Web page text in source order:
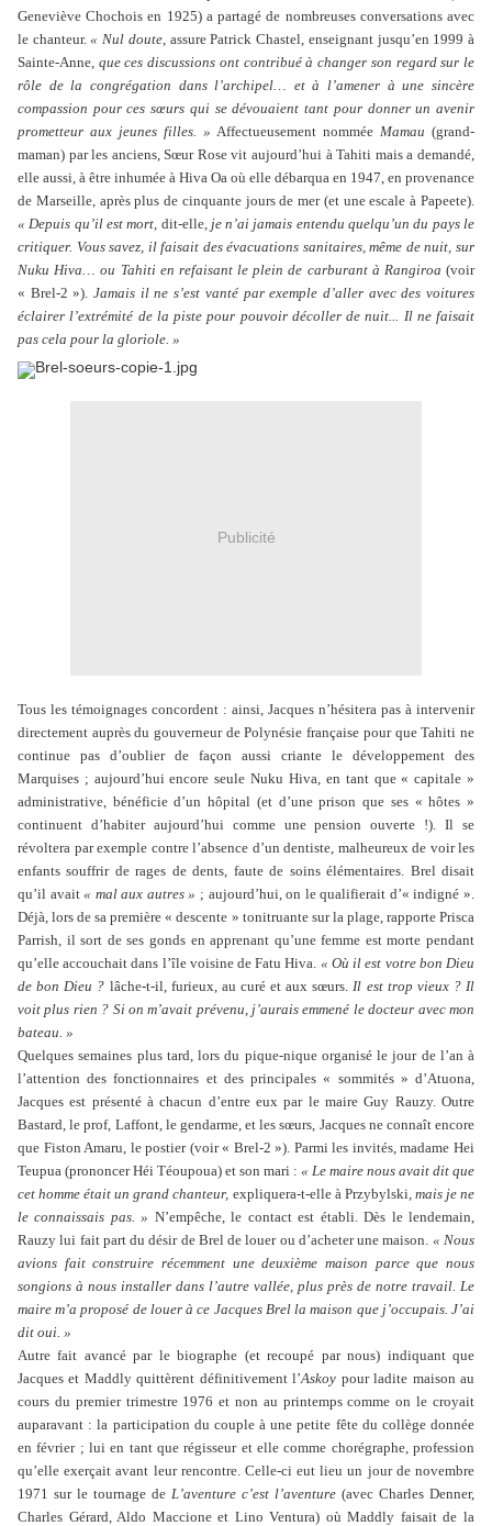
Geneviève Chochois en 1925) a partagé de nombreuses conversations avec
le chanteur.« Nul doute, assure Patrick Chastel, enseignant jusqu’en 1999 à
Sainte-Anne, que ces discussions ont contribué à changer son regard sur le
rôle de la congrégation dans l’archipel… et à l’amener à une sincère
compassion pour ces sœurs qui se dévouaient tant pour donner un avenir
prometteur aux jeunes filles. » Affectueusement nommée Mamau (grand-
maman) par les anciens, Sœur Rose vit aujourd’hui à Tahiti mais a demandé,
elle aussi, à être inhumée à Hiva Oa où elle débarqua en 1947, en provenance
de Marseille, après plus de cinquante jours de mer (et une escale à Papeete).
« Depuis qu’il est mort, dit-elle, je n’ai jamais entendu quelqu’un du pays le
critiquer. Vous savez, il faisait des évacuations sanitaires, même de nuit, sur
Nuku Hiva… ou Tahiti en refaisant le plein de carburant à Rangiroa (voir
« Brel-2 »).Jamais il ne s’est vanté par exemple d’aller avec des voitures
éclairer l’extrémité de la piste pour pouvoir décoller de nuit... Il ne faisait
pas cela pour la gloriole. »
Publicité
Tous les témoignages concordent : ainsi, Jacques n’hésitera pas à intervenir
directement auprès du gouverneur de Polynésie française pour que Tahiti ne
continue pas d’oublier de façon aussi criante le développement des
Marquises ; aujourd’hui encore seule Nuku Hiva, en tant que « capitale »
administrative, bénéficie d’un hôpital (et d’une prison que ses « hôtes »
continuent d’habiter aujourd’hui comme une pension ouverte !). Il se
révoltera par exemple contre l’absence d’un dentiste, malheureux de voir les
enfants souffrir de rages de dents, faute de soins élémentaires. Brel disait
qu’il avait« mal aux autres » ; aujourd’hui, on le qualifierait d’« indigné ».
Déjà, lors de sa première « descente » tonitruante sur la plage, rapporte Prisca
Parrish, il sort de ses gonds en apprenant qu’une femme est morte pendant
qu’elle accouchait dans l’île voisine de Fatu Hiva. « Où il est votre bon Dieu
de bon Dieu ? lâche-t-il, furieux, au curé et aux sœurs. Il est trop vieux ? Il
voit plus rien ? Si on m’avait prévenu, j’aurais emmené le docteur avec mon
bateau. »
Quelques semaines plus tard, lors du pique-nique organisé le jour de l’an à
l’attention des fonctionnaires et des principales « sommités » d’Atuona,
Jacques est présenté à chacun d’entre eux par le maire Guy Rauzy. Outre
Bastard, le prof, Laffont, le gendarme, et les sœurs, Jacques ne connaît encore
que Fiston Amaru, le postier (voir « Brel-2 »). Parmi les invités, madame Hei
Teupua (prononcer Héi Téoupoua) et son mari : « Le maire nous avait dit que
cet homme était un grand chanteur, expliquera-t-elle à Przybylski, mais je ne
le connaissais pas. » N’empêche, le contact est établi. Dès le lendemain,
Rauzy lui fait part du désir de Brel de louer ou d’acheter une maison. « Nous
avions fait construire récemment une deuxième maison parce que nous
songions à nous installer dans l’autre vallée, plus près de notre travail. Le
maire m’a proposé de louer à ce Jacques Brel la maison que j’occupais. J’ai
dit oui. »
Autre fait avancé par le biographe (et recoupé par nous) indiquant que
Jacques et Maddly quittèrent définitivement l’Askoy pour ladite maison au
cours du premier trimestre 1976 et non au printemps comme on le croyait
auparavant : la participation du couple à une petite fête du collège donnée
en février ; lui en tant que régisseur et elle comme chorégraphe, profession
qu’elle exerçait avant leur rencontre. Celle-ci eut lieu un jour de novembre
1971 sur le tournage de L’aventure c’est l’aventure (avec Charles Denner,
Charles Gérard, Aldo Maccione et Lino Ventura) où Maddly faisait de la